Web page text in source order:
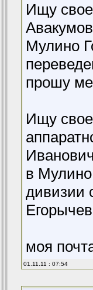
Ищу
Мулино
прошу
Ищу
в
дивизии
моя
01.11.11 : 07:54